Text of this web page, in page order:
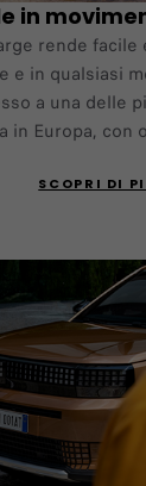
in
rende facile
e in qualsiasi
a una delle
in Europa, con
SCOPRI DI